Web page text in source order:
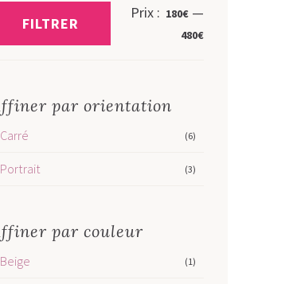
min
max
FILTRER
Prix : 180€ —
480€
par orientation
Carré (6)
Portrait (3)
par couleur
Beige (1)